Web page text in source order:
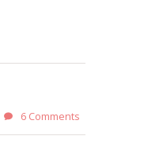
6 Comments